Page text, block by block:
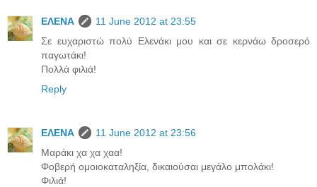
ΕΛΕΝΑ
11 June 2012 at 23:55
Σε ευχαριστώ πολύ Ελενάκι μου και σε κερνάω δροσερό
παγωτάκι!
Πολλά φιλιά!
Reply
ΕΛΕΝΑ
11 June 2012 at 23:56
Μαράκι χα χα χαα!
Φοβερή ομοιοκαταληξία, δικαιούσαι μεγάλο μπολάκι!
Φιλιά!